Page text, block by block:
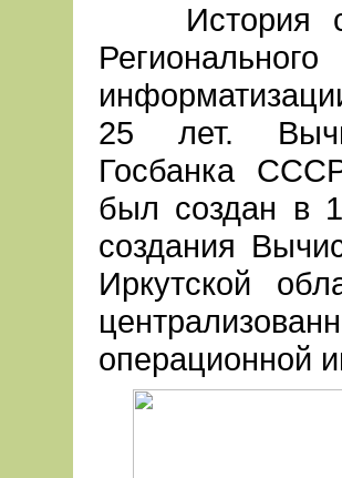
История
25 лет.
Госбанка
был создан в
создания
Иркутской
операционной